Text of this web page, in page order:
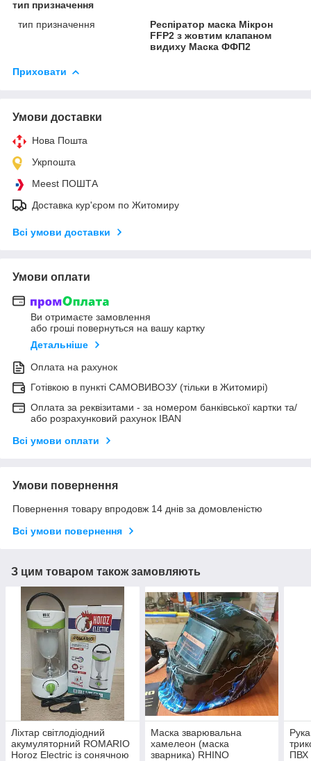
тип призначення
тип призначення
Респіратор маска Мікрон
FFP2 з жовтим клапаном
видиху Маска ФФП2
Приховати
Умови доставки
Нова Пошта
Укрпошта
Meest ПОШТА
Доставка кур'єром по Житомиру
Всі умови доставки
Умови оплати
Ви отримаєте замовлення
або гроші повернуться на вашу картку
Детальніше
Оплата на рахунок
Готівкою в пункті САМОВИВОЗУ (тільки в Житомирі)
Оплата за реквізитами - за номером банківської картки та/
або розрахунковий рахунок IBAN
Всі умови оплати
Умови повернення
Повернення товару впродовж 14 днів за домовленістю
Всі умови повернення
З цим товаром також замовляють
Ліхтар світлодіодний
акумуляторний ROMARIO
Horoz Electric із сонячною
Маска зварювальна
хамелеон (маска
зварника) RHINO
ПВХ